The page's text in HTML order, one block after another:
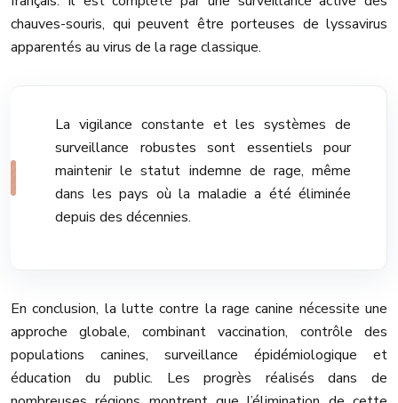
chauves-souris, qui peuvent être porteuses de lyssavirus
apparentés au virus de la rage classique.
La vigilance constante et les systèmes de
surveillance robustes sont essentiels pour
maintenir le statut indemne de rage, même
dans les pays où la maladie a été éliminée
depuis des décennies.
En conclusion, la lutte contre la rage canine nécessite une
approche globale, combinant vaccination, contrôle des
populations canines, surveillance épidémiologique et
éducation du public. Les progrès réalisés dans de